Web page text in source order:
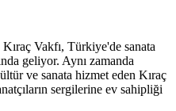
Vakfı, Türkiye'de sanata
geliyor. Aynı zamanda
ve sanata hizmet eden Kıraç
sergilerine ev sahipliği